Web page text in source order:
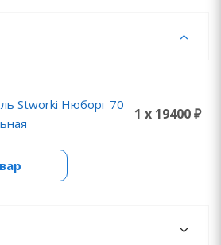
Stworki Нюборг 70
1 x 19400 ₽